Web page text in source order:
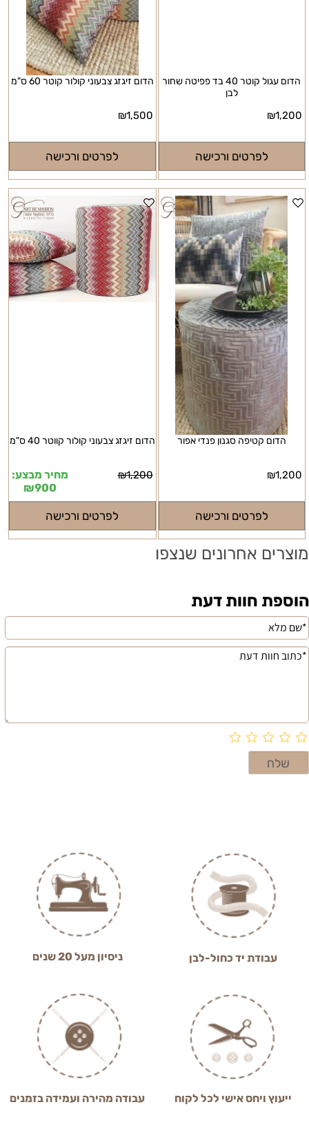
הדום עגול קוטר 40 בד פפיטה שחור
לבן
₪1,200
לפרטים ורכישה
הדום זיגזג צבעוני קולור קוטר 60 ס"מ
₪1,500
לפרטים ורכישה
הדום קטיפה סגנון פנדי אפור
₪1,200
לפרטים ורכישה
הדום זיגזג צבעוני קולור קווטר 40 ס"מ
₪1,200
מחיר מבצע:
₪900
לפרטים ורכישה
מוצרים אחרונים שנצפו
הוספת חוות דעת
עבודת יד כחול-לבן ניסיון מעל 20 שנים
ייעוץ ויחס אישי לכל לקוח עבודה מהירה ועמידה בזמנים